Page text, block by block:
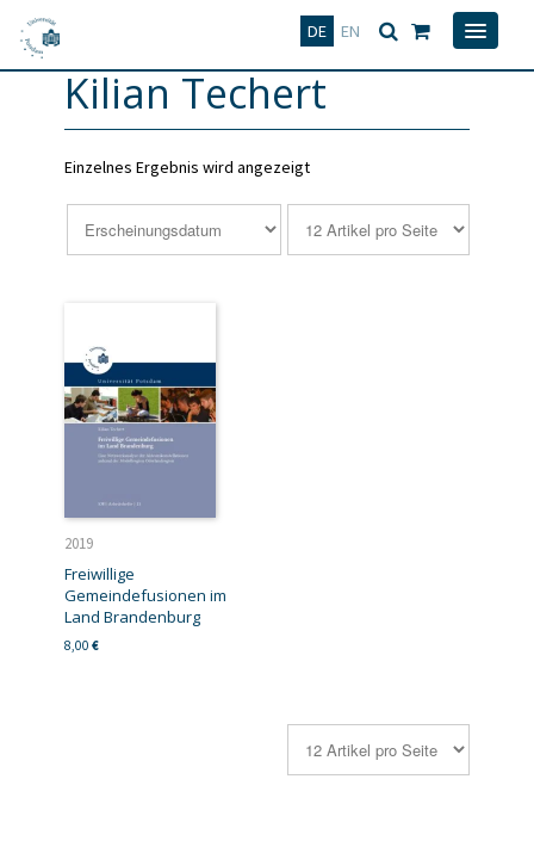
DE EN
Deutsch
Kilian Techert
Einzelnes Ergebnis wird angezeigt
2019
Freiwillige
Gemeindefusionen im
Land Brandenburg
8,00 €